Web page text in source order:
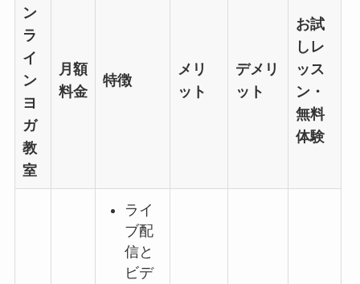
ン
ラ
イ
ン
ヨ
ガ
教
室
月額
料金
特徴
メリ
ット
デメリ
ット
お試
しレ
ッス
ン・
無料
体験
ライ
ブ配
信と
ビデ